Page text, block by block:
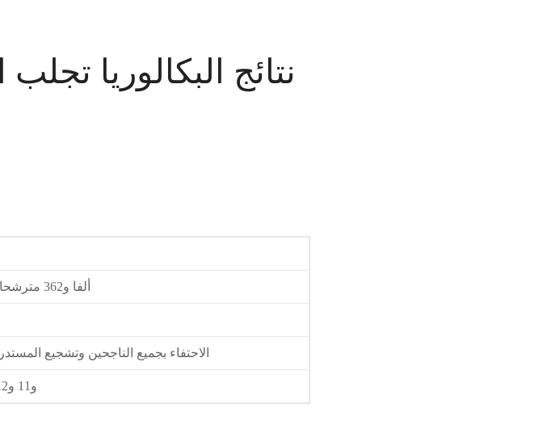
نتائج البكالوريا
148 ألفا و362 مترشحا ومترشحة
الاحتفاء بجميع الناجحين وتشجيع
10 و11 و12 و13 يوليوز